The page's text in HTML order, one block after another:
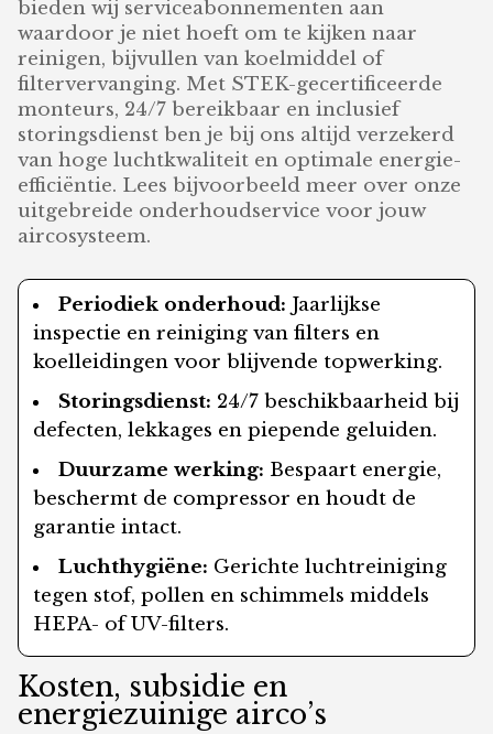
bieden wij serviceabonnementen aan
waardoor je niet hoeft om te kijken naar
reinigen, bijvullen van koelmiddel of
filtervervanging. Met STEK-gecertificeerde
monteurs, 24/7 bereikbaar en inclusief
storingsdienst ben je bij ons altijd verzekerd
van hoge luchtkwaliteit en optimale energie-
efficiëntie. Lees bijvoorbeeld meer over onze
uitgebreide onderhoudservice voor jouw
aircosysteem.
Periodiek onderhoud: Jaarlijkse
inspectie en reiniging van filters en
koelleidingen voor blijvende topwerking.
Storingsdienst: 24/7 beschikbaarheid bij
defecten, lekkages en piepende geluiden.
Duurzame werking: Bespaart energie,
beschermt de compressor en houdt de
garantie intact.
Luchthygiëne: Gerichte luchtreiniging
tegen stof, pollen en schimmels middels
HEPA- of UV-filters.
Kosten, subsidie en
energiezuinige airco’s